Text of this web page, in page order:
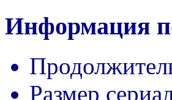
Информация
Размер